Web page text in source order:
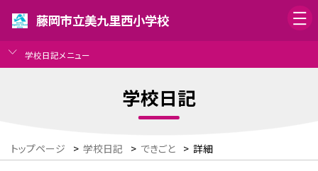
藤岡市立美九里西小学校
学校日記メニュー
学校日記
トップページ > 学校日記 > できごと > 詳細